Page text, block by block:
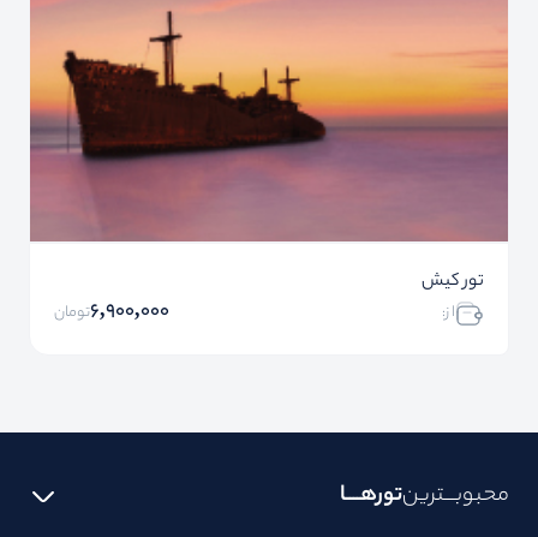
تور کیش
ا ز: 6,900,000تومان
محبوبـــترینتورهــــا